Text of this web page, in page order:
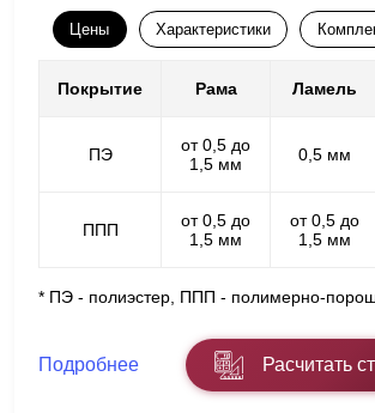
Цены Характеристики
Покрытие Рама Ламель
ПЭ
от 0,5 до
1,5 мм
0,5 мм
ППП
от 0,5 до
1,5 мм
от 0,5 до
1,5 мм
* ПЭ - полиэстер, ППП - полимерно-
Подробнее Расчитать